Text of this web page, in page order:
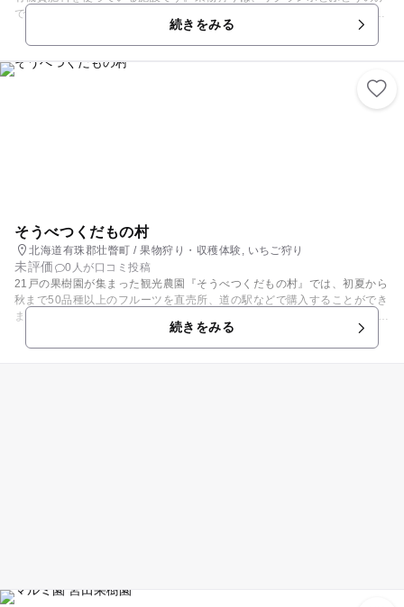
です。また果物狩りのほかに『オーナーコース』というコースがあり、１
シーズンリンゴまたは、梨の樹のオーナーになることができます。収穫を
独り占めできる制度なのでオススメです。 【フルーツ狩り収穫時期】 ■さ
くらんぼ：7月上旬～7月中旬（さくらんぼのみ雨天の場合も大型ハウスの
中で収穫体験が出来ます。） ■ぶどう：9月上旬～10月中旬 ※季節により
続きをみる
そうべつくだもの村
北海道有珠郡壮瞥町 / 果物狩り・収穫体験, いちご狩り
未評価
0人が口コミ投稿
21戸の果樹園が集まった観光農園『そうべつくだもの村』では、初夏から
秋まで50品種以上のフルーツを直売所、道の駅などで購入することができ
ます。 くだもの狩りの詳細については、各果樹園へお問い合わせのうえお
上旬 ■さくらんぼ 7月上旬～8月上旬 ■プラム 8月上旬～9月上旬
続きをみる